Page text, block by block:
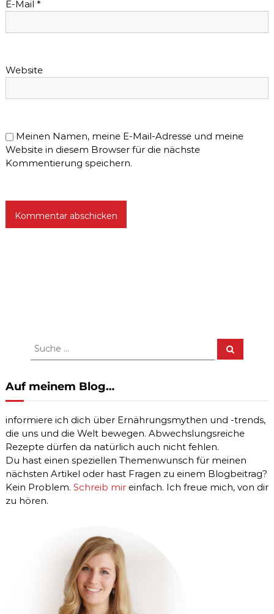
E-Mail *
Website
Meinen Namen, meine E-Mail-Adresse und meine
Website in diesem Browser für die nächste
Kommentierung speichern.
S
h
a
c
h
:
S
u
Auf meinem Blog…
informiere ich dich über Ernährungsmythen und -trends,
die uns und die Welt bewegen. Abwechslungsreiche
Rezepte dürfen da natürlich auch nicht fehlen.
Du hast einen speziellen Themenwunsch für meinen
nächsten Artikel oder hast Fragen zu einem Blogbeitrag?
Kein Problem. Schreib mireinfach. Ich freue mich, von dir
zu hören.